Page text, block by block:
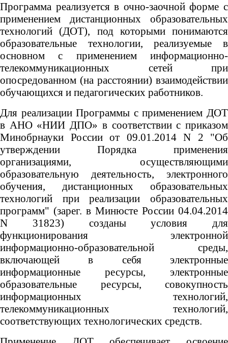
Программа реализуется в очно-заочной форме с
применением дистанционных образовательных
технологий (ДОТ), под которыми понимаются
образовательные технологии, реализуемые в
основном с применением информационно-
телекоммуникационных сетей при
опосредованном (на расстоянии) взаимодействии
обучающихся и педагогических работников.
Для реализации Программы с применением ДОТ
в АНО «НИИ ДПО» в соответствии с приказом
Минобрнауки России от 09.01.2014 N 2 "Об
утверждении Порядка применения
организациями, осуществляющими
образовательную деятельность, электронного
обучения, дистанционных образовательных
технологий при реализации образовательных
программ" (зарег. в Минюсте России 04.04.2014
N 31823) созданы условия для
функционирования электронной
информационно-образовательной среды,
включающей в себя электронные
информационные ресурсы, электронные
образовательные ресурсы, совокупность
информационных технологий,
телекоммуникационных технологий,
соответствующих технологических средств.